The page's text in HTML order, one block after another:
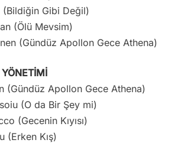
(Bildiğin Gibi Değil)
(Ölü Mevsim)
(Gündüz Apollon Gece Athena)
(Gündüz Apollon Gece Athena)
(O da Bir Şey mi)
(Gecenin Kıyısı)
(Erken Kış)